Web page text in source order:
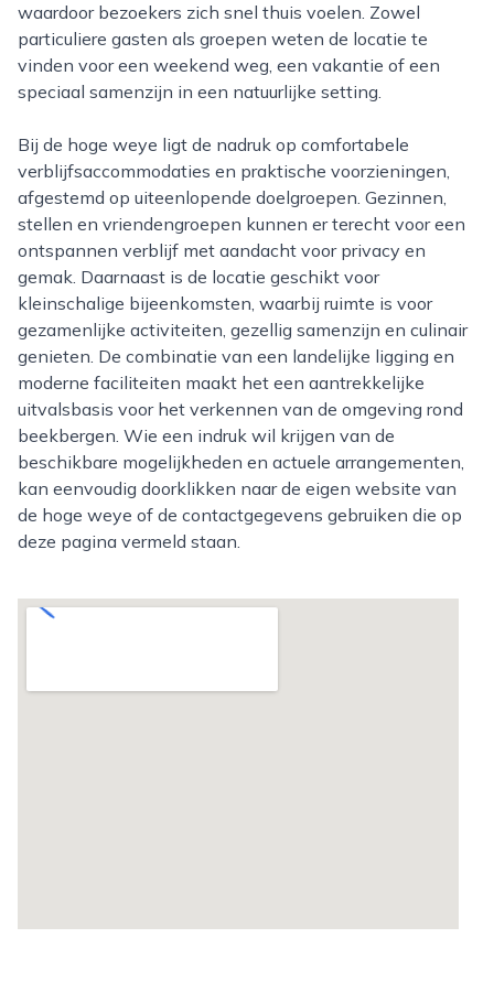
waardoor bezoekers zich snel thuis voelen. Zowel
particuliere gasten als groepen weten de locatie te
vinden voor een weekend weg, een vakantie of een
speciaal samenzijn in een natuurlijke setting.
Bij de hoge weye ligt de nadruk op comfortabele
verblijfsaccommodaties en praktische voorzieningen,
afgestemd op uiteenlopende doelgroepen. Gezinnen,
stellen en vriendengroepen kunnen er terecht voor een
ontspannen verblijf met aandacht voor privacy en
gemak. Daarnaast is de locatie geschikt voor
kleinschalige bijeenkomsten, waarbij ruimte is voor
gezamenlijke activiteiten, gezellig samenzijn en culinair
genieten. De combinatie van een landelijke ligging en
moderne faciliteiten maakt het een aantrekkelijke
uitvalsbasis voor het verkennen van de omgeving rond
beekbergen. Wie een indruk wil krijgen van de
beschikbare mogelijkheden en actuele arrangementen,
kan eenvoudig doorklikken naar de eigen website van
de hoge weye of de contactgegevens gebruiken die op
deze pagina vermeld staan.